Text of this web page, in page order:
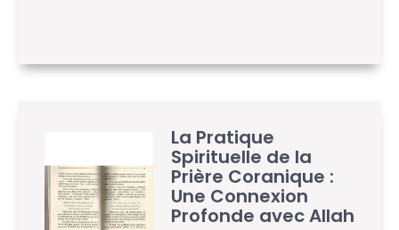
La Pratique
Spirituelle de la
Prière Coranique :
Une Connexion
Profonde avec Allah